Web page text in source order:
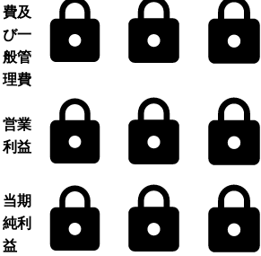
費及
び一
般管
理費
営業
利益
当期
純利
益